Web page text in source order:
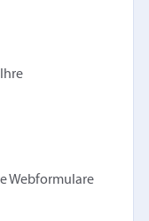
Webformulare